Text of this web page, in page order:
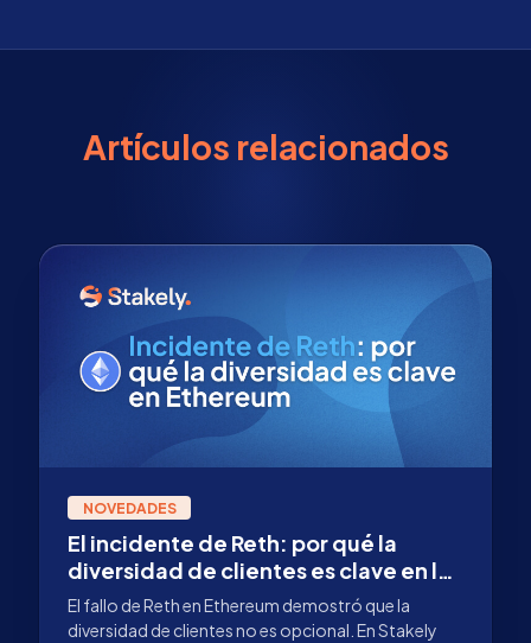
Artículos relacionados
NOVEDADES
El incidente de Reth: por qué la
diversidad de clientes es clave en la
infraestructura de Ethereum
El fallo de Reth en Ethereum demostró que la
diversidad de clientes no es opcional. En Stakely